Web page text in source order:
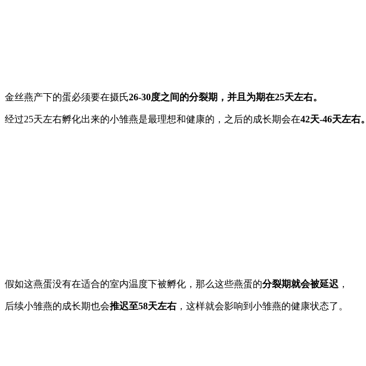
金丝燕产下的蛋必须要在摄氏26-30度之间的分裂期，并且为期在25天左右。
经过25天左右孵化出来的小雏燕是最理想和健康的，之后的成长期会在42天-46天左右。
假如这燕蛋没有在适合的室内温度下被孵化，那么这些燕蛋的分裂期就会被延迟 ，
后续小雏燕的成长期也会推迟至58天左右 ，这样就会影响到小雏燕的健康状态了。